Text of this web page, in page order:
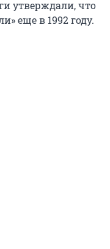
утверждали, что
еще в 1992 году.